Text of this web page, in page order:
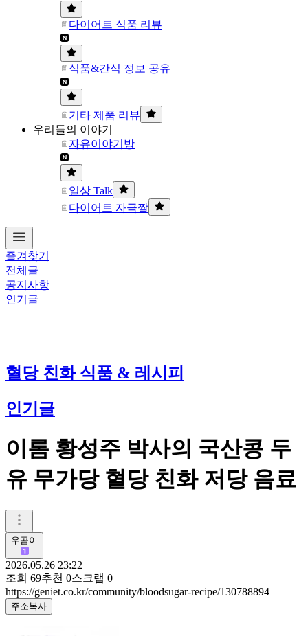
다이어트 식품 리뷰
식품&간식 정보 공유
기타 제품 리뷰
우리들의 이야기
자유이야기방
일상 Talk
다이어트 자극짤
즐겨찾기
전체글
공지사항
인기글
혈당 친화 식품 & 레시피
인기글
이롬 황성주 박사의 국산콩 두
유 무가당 혈당 친화 저당 음료
우곰이
2026.05.26 23:22
조회 69추천 0스크랩 0
https://geniet.co.kr/community/bloodsugar-recipe/130788894
주소복사